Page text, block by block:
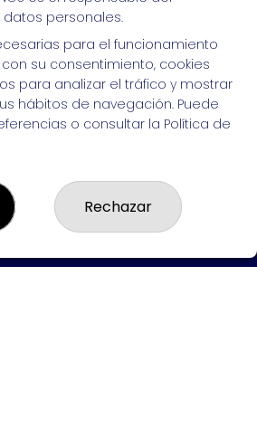
personales.
para el funcionamiento
su consentimiento, cookies
para analizar el tráfico y mostrar
hábitos de navegación. Puede
o consultar la Política de
Rechazar